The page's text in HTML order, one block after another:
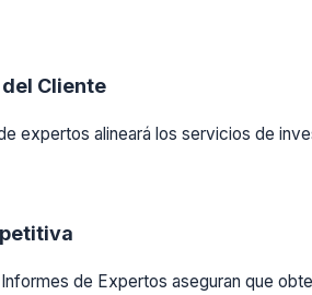
Cliente
expertos alineará los servicios de
de Expertos aseguran que